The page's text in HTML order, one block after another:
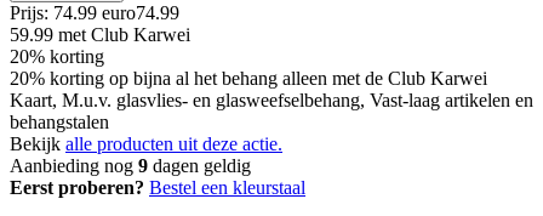
Prijs: 74.99 euro74.99
59.99 met Club Karwei
20% korting
20% korting op bijna al het behang alleen met de Club Karwei
Kaart, M.u.v. glasvlies- en glasweefselbehang, Vast-laag artikelen en
behangstalen
Bekijk alle producten uit deze actie.
Aanbieding nog 9 dagen geldig
Eerst proberen? Bestel een kleurstaal